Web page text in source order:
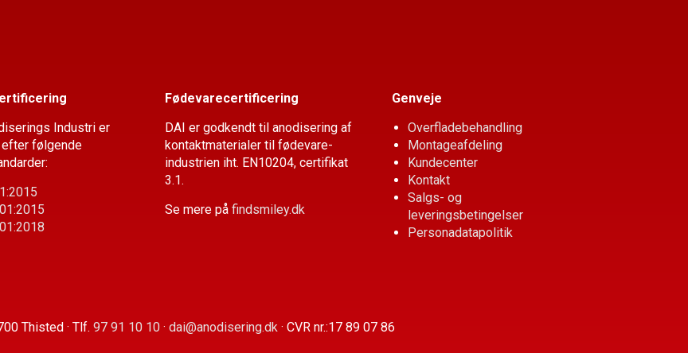
Industri er
følgende
Fødevarecertificering
DAI er godkendt til anodisering af
kontaktmaterialer til fødevare­
industrien iht. EN10204, certifikat
3.1.
Se mere på findsmiley.dk
Genveje
Overfladebehandling
Montageafdeling
Kundecenter
Kontakt
Salgs- og
leveringsbetingelser
Personadatapolitik
Thisted · Tlf. 97 91 10 10 · dai@anodisering.dk · CVR nr.:17 89 07 86